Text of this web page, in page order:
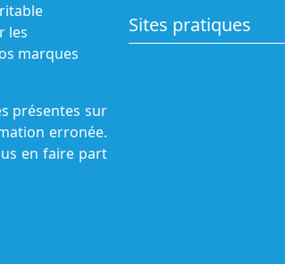
les
marques
présentes sur
erronée.
en faire part
Sites pratiques